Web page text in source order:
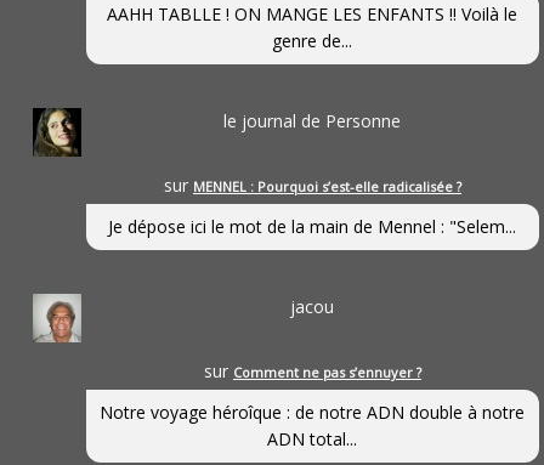
AAHH TABLLE ! ON MANGE LES ENFANTS !! Voilà le
genre de...
le journal de Personne
sur MENNEL : Pourquoi s’est-elle radicalisée ?
Je dépose ici le mot de la main de Mennel : "Selem...
jacou
sur Comment ne pas s’ennuyer ?
Notre voyage héroîque : de notre ADN double à notre
ADN total...